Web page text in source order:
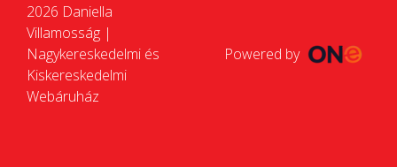
2026 Daniella
Villamosság |
Nagykereskedelmi és
Kiskereskedelmi
Webáruház
Powered by